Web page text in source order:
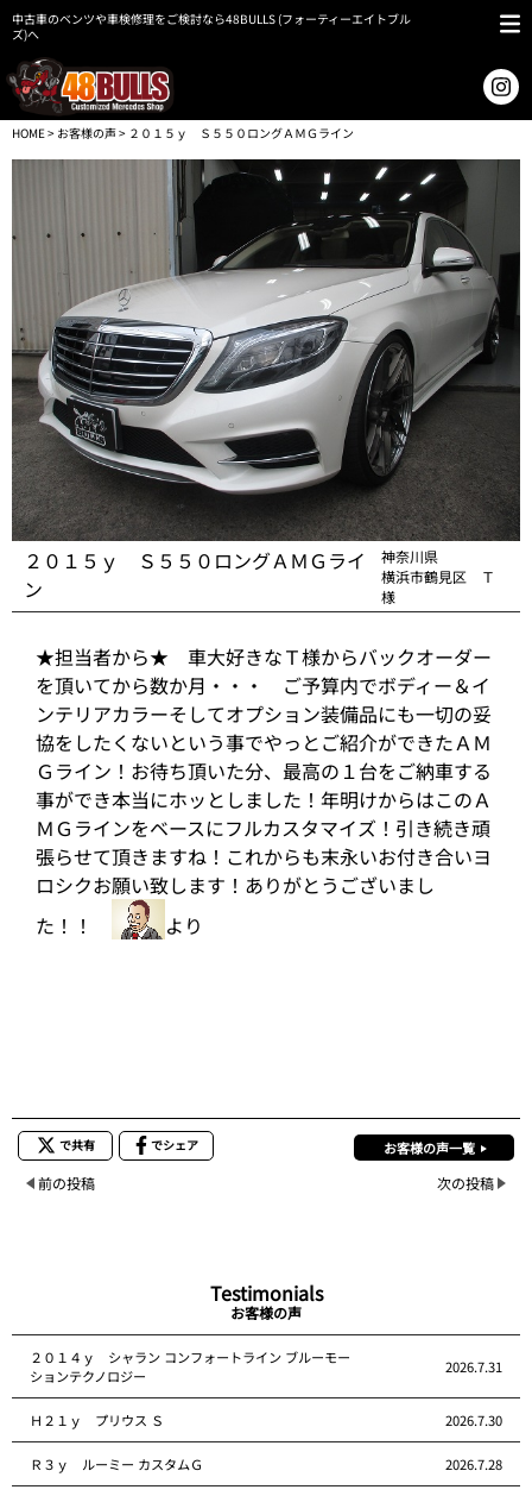
中古車のベンツや車検修理をご検討なら48BULLS (フォーティーエイトブル
ズ)へ
HOME> お客様の声> ２０１５ｙ Ｓ５５０ロングＡＭＧライン
２０１５ｙ Ｓ５５０ロングＡＭＧライ
ン
神奈川県
横浜市鶴見区 Ｔ
様
★担当者から★ 車大好きなＴ様からバックオーダー
を頂いてから数か月・・・ ご予算内でボディー＆イ
ンテリアカラーそしてオプション装備品にも一切の妥
協をしたくないという事でやっとご紹介ができたＡＭ
Ｇライン！お待ち頂いた分、最高の１台をご納車する
事ができ本当にホッとしました！年明けからはこのＡ
ＭＧラインをベースにフルカスタマイズ！引き続き頑
張らせて頂きますね！これからも末永いお付き合いヨ
ロシクお願い致します！ありがとうございまし
た！！
より
で共有 でシェア お客様の声一覧
前の投稿 次の投稿
Testimonials
お客様の声
２０１４ｙ シャラン コンフォートライン ブルーモー
ションテクノロジー
2026.7.31
Ｈ２１ｙ プリウス Ｓ 2026.7.30
Ｒ３ｙ ルーミー カスタムＧ 2026.7.28